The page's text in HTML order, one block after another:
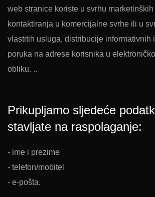
web stranice koriste u svrhu
kontaktiranja u komercijalne svrhe ili u
vlastitih usluga, distribucije informativnih
poruka na adrese korisnika u
obliku. ..
Prikupljamo sljedeće
stavljate na raspolaganje:
- ime i prezime
- telefon/mobitel
- e-pošta.